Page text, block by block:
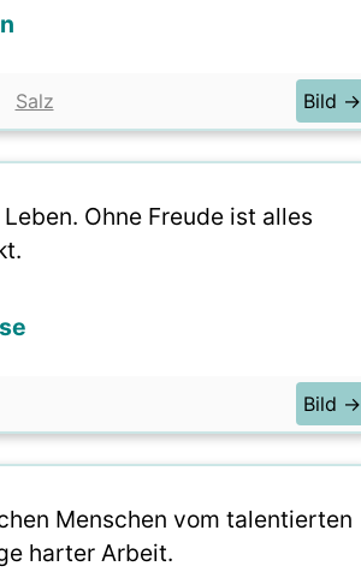
Salz Bild →
Ohne Freude ist alles
Bild →
Menschen vom talentierten
harter Arbeit.